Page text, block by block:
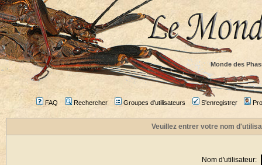
Monde des
FAQ Rechercher Groupes d'utilisateurs S'enregistrer
Veuillez entrer votre nom
Nom d'utilisateur: